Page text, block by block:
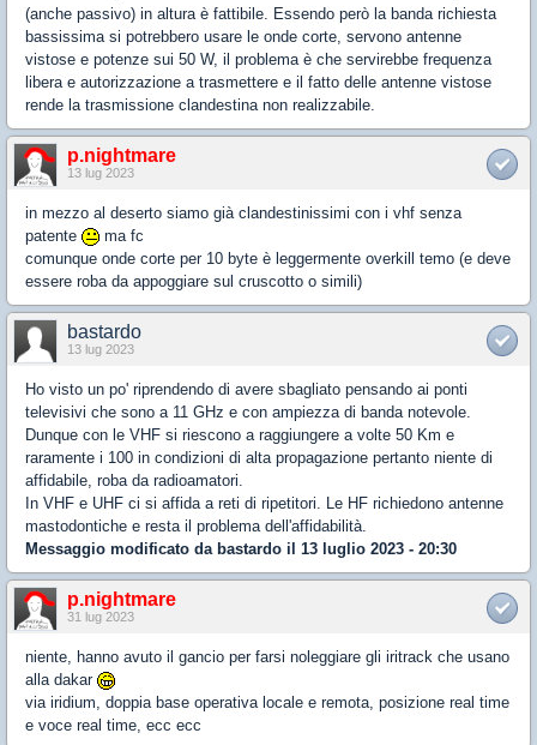
(anche passivo) in altura è fattibile. Essendo però la banda richiesta
bassissima si potrebbero usare le onde corte, servono antenne
vistose e potenze sui 50 W, il problema è che servirebbe frequenza
libera e autorizzazione a trasmettere e il fatto delle antenne vistose
rende la trasmissione clandestina non realizzabile.
p.nightmare
13 lug 2023
in mezzo al deserto siamo già clandestinissimi con i vhf senza
patente
ma fc
comunque onde corte per 10 byte è leggermente overkill temo (e deve
essere roba da appoggiare sul cruscotto o simili)
bastardo
13 lug 2023
Ho visto un po' riprendendo di avere sbagliato pensando ai ponti
televisivi che sono a 11 GHz e con ampiezza di banda notevole.
Dunque con le VHF si riescono a raggiungere a volte 50 Km e
raramente i 100 in condizioni di alta propagazione pertanto niente di
affidabile, roba da radioamatori.
In VHF e UHF ci si affida a reti di ripetitori. Le HF richiedono antenne
mastodontiche e resta il problema dell'affidabilità.
Messaggio modificato da bastardo il 13 luglio 2023 - 20:30
p.nightmare
31 lug 2023
niente, hanno avuto il gancio per farsi noleggiare gli iritrack che usano
alla dakar
via iridium, doppia base operativa locale e remota, posizione real time
e voce real time, ecc ecc